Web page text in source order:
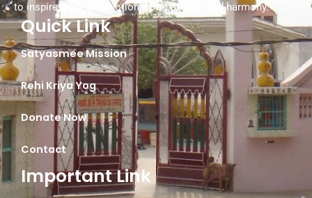
to inspire a life of devotion, compassion, and harmony.
Quick Link
Satyasmee Mission
Rehi Kriya Yog
Donate Now
Contact
Important Link